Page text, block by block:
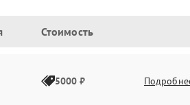
Стоимость
5000 ₽